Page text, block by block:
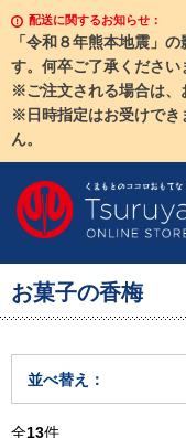
配送に関するお知らせ：
「令和８年熊本地震」
す。何卒ご了承ください
※ご注文される場合は、
※日時指定はお受けで
ん。
お菓子の香梅
並べ替え：
全13件